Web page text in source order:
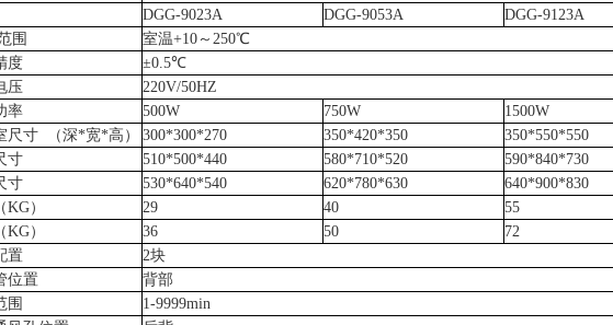
DGG-9023A
DGG-9053A DGG-9123A
围
室温+10～250℃
度
±0.5℃
压
220V/50HZ
率
500W 750W 1500W
尺寸 （深*宽*高）
300*300*270 350*420*350 350*550*550
寸
510*500*440 580*710*520 590*840*730
寸
530*640*540 620*780*630 640*900*830
）
29 40 55
）
36 50 72
置
2块
位置
背部
围
1-9999min